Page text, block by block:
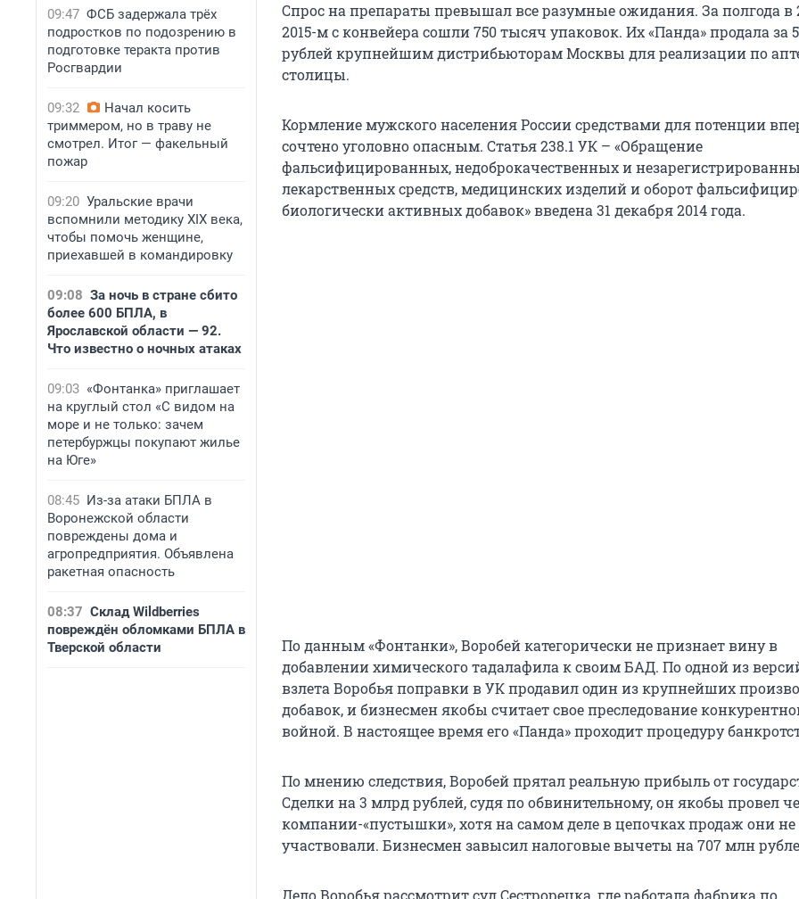
09:47 ФСБ задержала трёх
подростков по подозрению в
подготовке теракта против
Росгвардии
09:32
Начал косить
триммером, но в траву не
смотрел. Итог — факельный
пожар
09:20 Уральские врачи
вспомнили методику XIX века,
чтобы помочь женщине,
приехавшей в командировку
09:08 За ночь в стране сбито
более 600 БПЛА, в
Ярославской области — 92.
Что известно о ночных атаках
09:03 «Фонтанка» приглашает
на круглый стол «С видом на
море и не только: зачем
петербуржцы покупают жилье
на Юге»
08:45 Из-за атаки БПЛА в
Воронежской области
повреждены дома и
агропредприятия. Объявлена
ракетная опасность
08:37 Склад Wildberries
повреждён обломками БПЛА в
Тверской области
Спрос на препараты превышал все разумные ожидания. За полгода в
2015-м с конвейера сошли 750 тысяч упаковок. Их «Панда» продала за
рублей крупнейшим дистрибьюторам Москвы для реализации по
столицы.
Кормление мужского населения России средствами для потенции
сочтено уголовно опасным. Статья 238.1 УК – «Обращение
фальсифицированных, недоброкачественных и
лекарственных средств, медицинских изделий и оборот
биологически активных добавок» введена 31 декабря 2014 года.
По данным «Фонтанки», Воробей категорически не признает вину в
добавлении химического тадалафила к своим БАД. По одной из
взлета Воробья поправки в УК продавил один из крупнейших
добавок, и бизнесмен якобы считает свое преследование
войной. В настоящее время его «Панда» проходит процедуру
По мнению следствия, Воробей прятал реальную прибыль от
Сделки на 3 млрд рублей, судя по обвинительному, он якобы провел
компании-«пустышки», хотя на самом деле в цепочках продаж они не
участвовали. Бизнесмен завысил налоговые вычеты на 707 млн
Дело Воробья рассмотрит суд Сестрорецка, где работала фабрика по